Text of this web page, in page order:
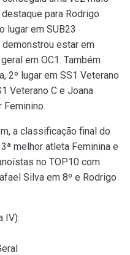
para Rodrigo
lugar em SUB23
estar em
em OC1. Também
2º lugar em SS1 Veterano
Veterano C e Joana
Feminino.
a classificação final do
melhor atleta Feminina e
no TOP10 com
Silva em 8º e Rodrigo
IV):